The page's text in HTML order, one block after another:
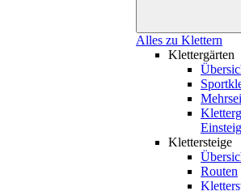
Alles zu Klettern
Klettergärten
Klettersteige
Routen